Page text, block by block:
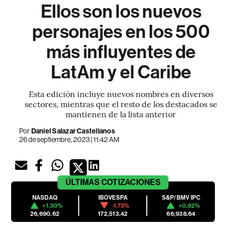
Ellos son los nuevos
personajes en los 500
más influyentes de
LatAm y el Caribe
Esta edición incluye nuevos nombres en diversos
sectores, mientras que el resto de los destacados se
mantienen de la lista anterior
PorDaniel Salazar Castellanos
26 de septiembre, 2023 | 11:42 AM
ÚLTIMAS COTIZACIONES
NASDAQ
+1.30%
26,690.62
IBOVESPA
-1.73%
172,513.42
S&P/BMV IPC
+0.82%
66,938.64